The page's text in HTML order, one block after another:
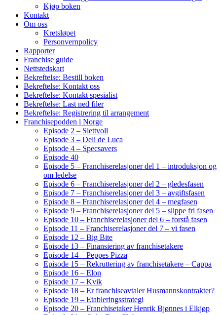
Kjøp boken
Kontakt
Om oss
Kretsløpet
Personvernpolicy
Rapporter
Franchise guide
Nettstedskart
Bekreftelse: Bestill boken
Bekreftelse: Kontakt oss
Bekreftelse: Kontakt spesialist
Bekreftelse: Last ned filer
Bekreftelse: Registrering til arrangement
Franchisepodden i Norge
Episode 2 – Slettvoll
Episode 3 – Deli de Luca
Episode 4 – Specsavers
Episode 40
Episode 5 – Franchiserelasjoner del 1 – introduksjon og
om ledelse
Episode 6 – Franchiserelasjoner del 2 – gledesfasen
Episode 7 – Franchiserelasjoner del 3 – avgiftsfasen
Episode 8 – Franchiserelasjoner del 4 – megfasen
Episode 9 – Franchiserelasjoner del 5 – slippe fri fasen
Episode 10 – Franchiserelasjoner del 6 – forstå fasen
Episode 11 – Franchiserelasjoner del 7 – vi fasen
Episode 12 – Big Bite
Episode 13 – Finansiering av franchisetakere
Episode 14 – Peppes Pizza
Episode 15 – Rekruttering av franchisetakere – Cappa
Episode 16 – Elon
Episode 17 – Kvik
Episode 18 – Er franchiseavtaler Husmannskontrakter?
Episode 19 – Etableringsstrategi
Episode 20 – Franchisetaker Henrik Bjønnes i Elkjøp